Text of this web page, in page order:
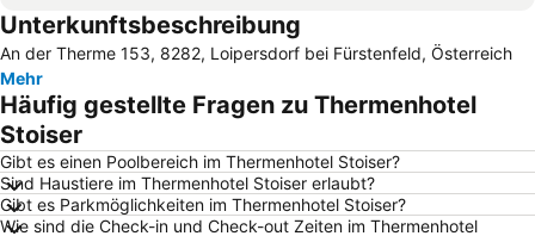
Savaria Történelmi Karnevál
Riegersburg
Murska Sobota
Szombathely Downtown
Szombathely Railway Station
Zum Dokl
Mühlenhof
Bukovniško jezero
Unterkunftsbeschreibung
An der Therme 153, 8282, Loipersdorf bei Fürstenfeld, Österreich
Mehr
Häufig gestellte Fragen zu Thermenhotel
Stoiser
Gibt es einen Poolbereich im Thermenhotel Stoiser?
Sind Haustiere im Thermenhotel Stoiser erlaubt?
Gibt es Parkmöglichkeiten im Thermenhotel Stoiser?
Wie sind die Check-in und Check-out Zeiten im Thermenhotel